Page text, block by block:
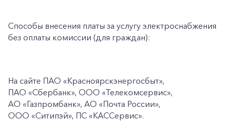
Способы внесения платы за услугу электроснабжения
без оплаты комиссии (для граждан):
На сайте ПАО «Красноярскэнергосбыт»,
ПАО «Сбербанк», ООО «Телекомсервис»,
АО «Газпромбанк», АО «Почта России»,
ООО «Ситипэй», ПС «КАССервис».